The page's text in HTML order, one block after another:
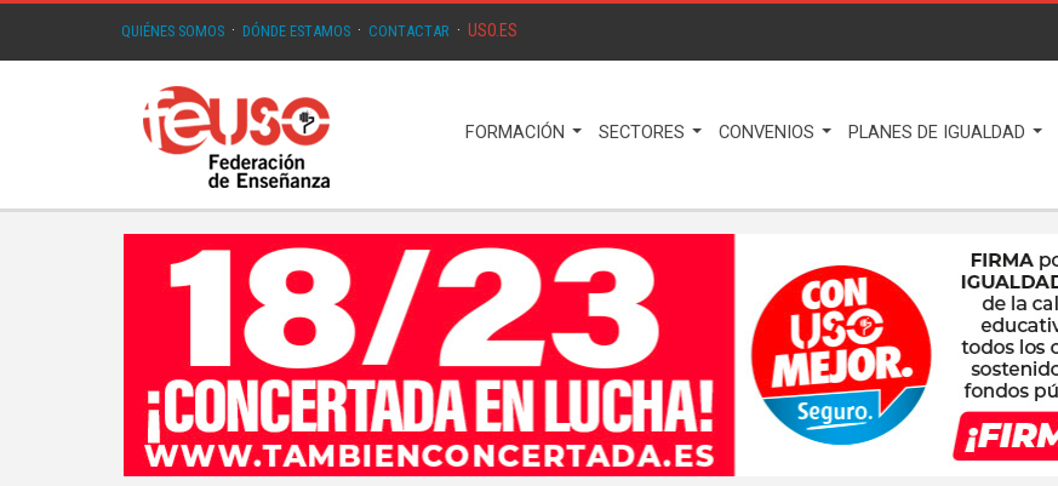
QUIÉNES SOMOS · DÓNDE ESTAMOS · CONTACTAR · USO.ES
FORMACIÓN SECTORES CONVENIOS PLANES DE IGUALDAD